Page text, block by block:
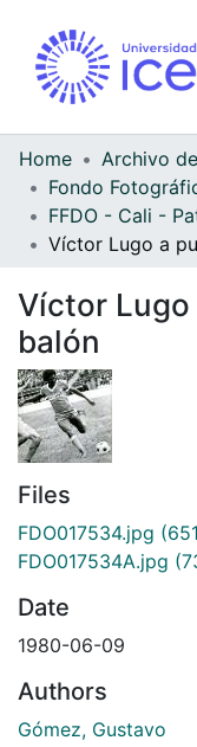
Home
FFDO - Cali -
Víctor Lugo
balón
Files
FDO017534.jpg
FDO017534A.jpg
Date
1980-06-09
Authors
Gómez, Gustavo